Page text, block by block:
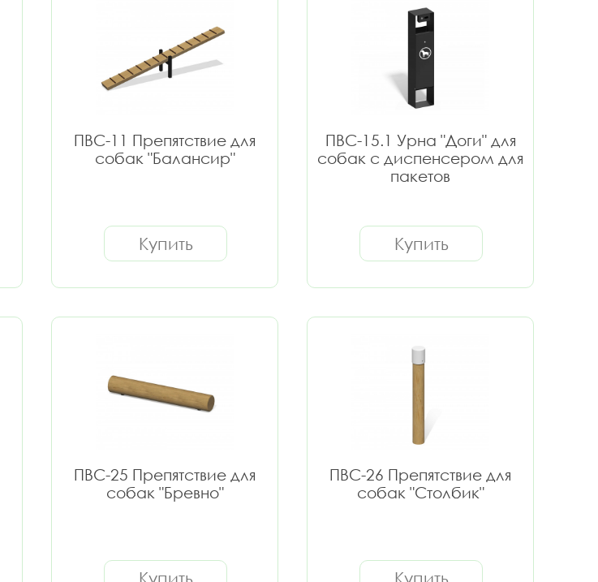
ПВС-11 Препятствие для
собак "Балансир"
Купить
ПВС-15.1 Урна "Доги" для
собак с диспенсером для
пакетов
Купить
ПВС-25 Препятствие для
собак "Бревно"
ПВС-26 Препятствие для
собак "Столбик"